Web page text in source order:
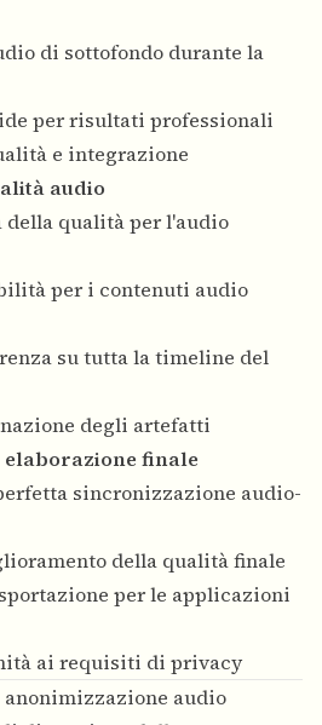
di sottofondo durante la
per risultati professionali
e integrazione
audio
della qualità per l'audio
per i contenuti audio
su tutta la timeline del
degli artefatti
finale
sincronizzazione audio-
della qualità finale
per le applicazioni
ai requisiti di privacy
audio